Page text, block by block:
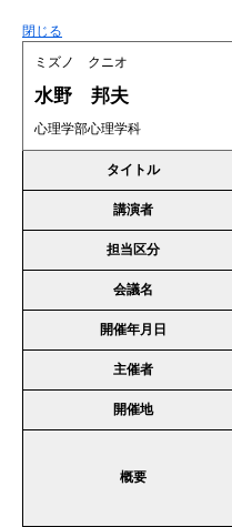
閉じる
ミズノ クニオ
水野 邦夫
心理学部心理学科
タイトル
講演者
担当区分
会議名
開催年月日
主催者
開催地
概要